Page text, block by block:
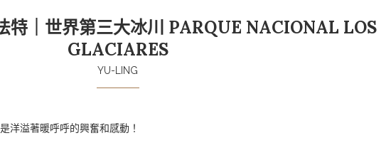
特｜世界第三大冰川 PARQUE NACIONAL LOS
GLACIARES
YU-LING
洋溢著暖呼呼的興奮和感動！